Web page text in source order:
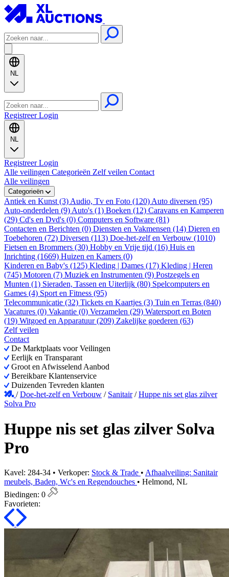
NL
RegistreerLogin
NL
RegistreerLogin
Alle veilingen Categorieën Zelf veilen Contact
Alle veilingen
Categorieën
Antiek en Kunst (3) Audio, Tv en Foto (120) Auto diversen (95)
Auto-onderdelen (9) Auto's (1) Boeken (12) Caravans en Kamperen
(29) Cd's en Dvd's (0) Computers en Software (81)
Contacten en Berichten (0) Diensten en Vakmensen (14) Dieren en
Toebehoren (72) Diversen (113) Doe-het-zelf en Verbouw (1010)
Fietsen en Brommers (30) Hobby en Vrije tijd (16) Huis en
Inrichting (1669) Huizen en Kamers (0)
Kinderen en Baby's (125) Kleding | Dames (17) Kleding | Heren
(745) Motoren (7) Muziek en Instrumenten (9) Postzegels en
Munten (1) Sieraden, Tassen en Uiterlijk (80) Spelcomputers en
Games (4) Sport en Fitness (95)
Telecommunicatie (32) Tickets en Kaartjes (3) Tuin en Terras (840)
Vacatures (0) Vakantie (0) Verzamelen (29) Watersport en Boten
(19) Witgoed en Apparatuur (209) Zakelijke goederen (63)
Zelf veilen
Contact
De Marktplaats voor Veilingen
Eerlijk en Transparant
Groot en Afwisselend Aanbod
Bereikbare Klantenservice
Duizenden Tevreden klanten
/Doe-het-zelf en Verbouw / Sanitair /Huppe nis set glas zilver
Solva Pro
Huppe nis set glas zilver Solva
Pro
Kavel: 284-34 • Verkoper: Stock & Trade • Afhaalveiling: Sanitair
meubels, Baden, Wc's en Regendouches • Helmond, NL
Biedingen: 0
Favorieten: